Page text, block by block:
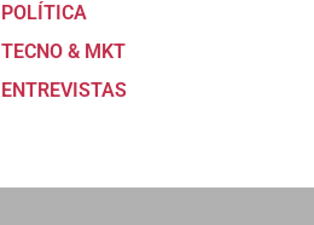
POLÍTICA
TECNO & MKT
ENTREVISTAS